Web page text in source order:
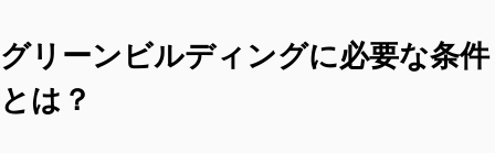
グリーンビルディングに必要な条件
とは？